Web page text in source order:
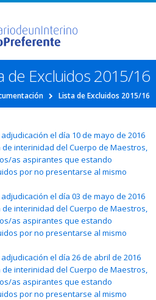
de Excluidos 2015/16
Lista de Excluidos 2015/16
el día 10 de mayo de 2016
interinidad del Cuerpo de Maestros,
as aspirantes que estando
por no presentarse al mismo
el día 03 de mayo de 2016
interinidad del Cuerpo de Maestros,
as aspirantes que estando
por no presentarse al mismo
el día 26 de abril de 2016
interinidad del Cuerpo de Maestros,
as aspirantes que estando
por no presentarse al mismo